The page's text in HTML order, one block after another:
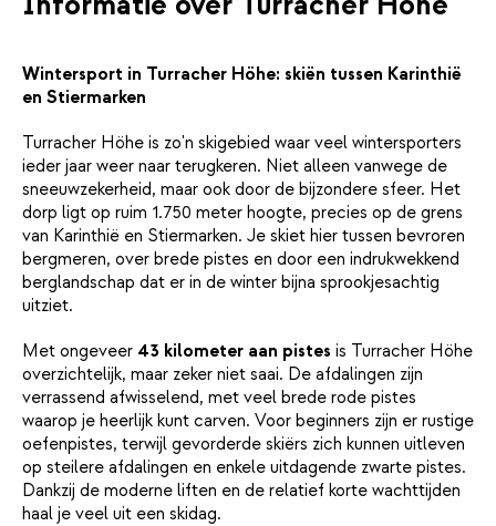
Wintersport in Turracher Höhe: skiën tussen Karinthië
en Stiermarken
Turracher Höhe is zo'n skigebied waar veel wintersporters
ieder jaar weer naar terugkeren. Niet alleen vanwege de
sneeuwzekerheid, maar ook door de bijzondere sfeer. Het
dorp ligt op ruim 1.750 meter hoogte, precies op de grens
van Karinthië en Stiermarken. Je skiet hier tussen bevroren
bergmeren, over brede pistes en door een indrukwekkend
berglandschap dat er in de winter bijna sprookjesachtig
uitziet.
Met ongeveer 43 kilometer aan pistes is Turracher Höhe
overzichtelijk, maar zeker niet saai. De afdalingen zijn
verrassend afwisselend, met veel brede rode pistes
waarop je heerlijk kunt carven. Voor beginners zijn er rustige
oefenpistes, terwijl gevorderde skiërs zich kunnen uitleven
op steilere afdalingen en enkele uitdagende zwarte pistes.
Dankzij de moderne liften en de relatief korte wachttijden
haal je veel uit een skidag.